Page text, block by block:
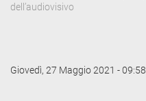
dell’audiovisivo
Giovedì, 27 Maggio 2021 - 09:58